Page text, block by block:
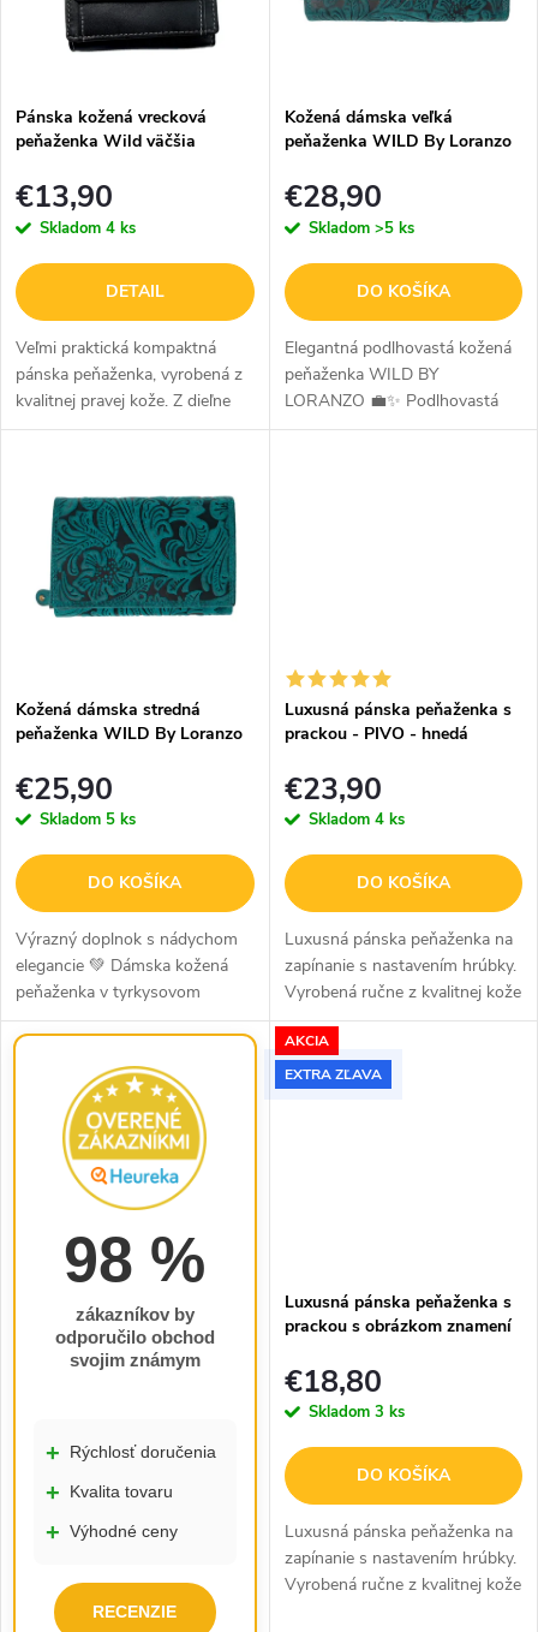
p
r
o
d
u
k
t
o
p
r
o
d
u
k
t
o
Pánska kožená vrecková
peňaženka Wild väčšia
€13,90
Skladom 4 ks
DETAIL
Veľmi praktická kompaktná
pánska peňaženka, vyrobená z
kvalitnej pravej kože. Z dieľne
značky Wild, dostupná vo
Kožená dámska veľká
peňaženka WILD By Loranzo
€28,90
Skladom >5 ks
DO KOŠÍKA
Elegantná podlhovastá kožená
peňaženka WILD BY
LORANZO 💼✨ Podlhovastá
kožená peňaženka WILD BY
Kožená dámska stredná
peňaženka WILD By Loranzo
€25,90
Skladom 5 ks
DO KOŠÍKA
Výrazný doplnok s nádychom
elegancie 💚 Dámska kožená
peňaženka v tyrkysovom
prevedení je ideálna pre ženy,
ktoré chcú spojiť praktickosť,
kvalitnú pravú kožu a
originálny...
Luxusná pánska peňaženka s
prackou - PIVO - hnedá
€23,90
Skladom 4 ks
DO KOŠÍKA
Luxusná pánska peňaženka na
zapínanie s nastavením hrúbky.
Vyrobená ručne z kvalitnej kože
v hnedej farbe so
sublimovaným obrázkom
pohárov s pivom bude skvelým
98 %
zákazníkov by
odporučilo obchod
svojim známym
+ Rýchlosť doručenia
+ Kvalita tovaru
+ Výhodné ceny
RECENZIE
AKCIA
EXTRA ZĽAVA
Luxusná pánska peňaženka s
prackou s obrázkom znamení
€18,80
Skladom 3 ks
DO KOŠÍKA
Luxusná pánska peňaženka na
zapínanie s nastavením hrúbky.
Vyrobená ručne z kvalitnej kože